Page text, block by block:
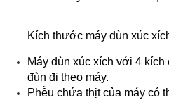
Kích thước máy đùn xúc
Máy đùn xúc xích với 4
đùn đi theo máy.
Phễu chứa thịt của máy có